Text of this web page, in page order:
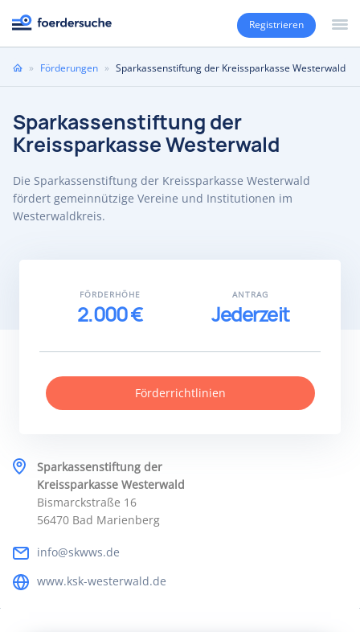
Registrieren
Sie» Förderungen » Sparkassenstiftung der Kreissparkasse Westerwald
Sparkassenstiftung der
Kreissparkasse Westerwald
Die Sparkassenstiftung der Kreissparkasse Westerwald
fördert gemeinnützige Vereine und Institutionen im
Westerwaldkreis.
Sparkassenstiftung der
Kreissparkasse Westerwald
Bismarckstraße 16
56470 Bad Marienberg
info@skwws.de
www.ksk-westerwald.de
FÖRDERHÖHE
2.000 €
ANTRAG
Jederzeit
Förderrichtlinien